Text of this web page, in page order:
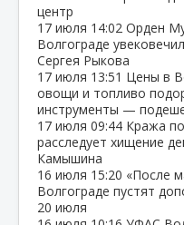
центр
17 июля 14:02 Орден
Волгограде
Сергея Рыкова
17 июля 13:51 Цены в
овощи и топливо
инструменты —
17 июля 09:44 Кража
расследует хищение
Камышина
16 июля 15:20 «После
Волгограде пустят
20 июля